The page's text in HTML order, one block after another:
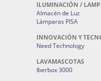
ILUMINACIÓN /
Almacén de Luz
Lámparas PISA
INNOVACIÓN Y
Need Technology
LAVAMASCOTAS
Iberbox 3000